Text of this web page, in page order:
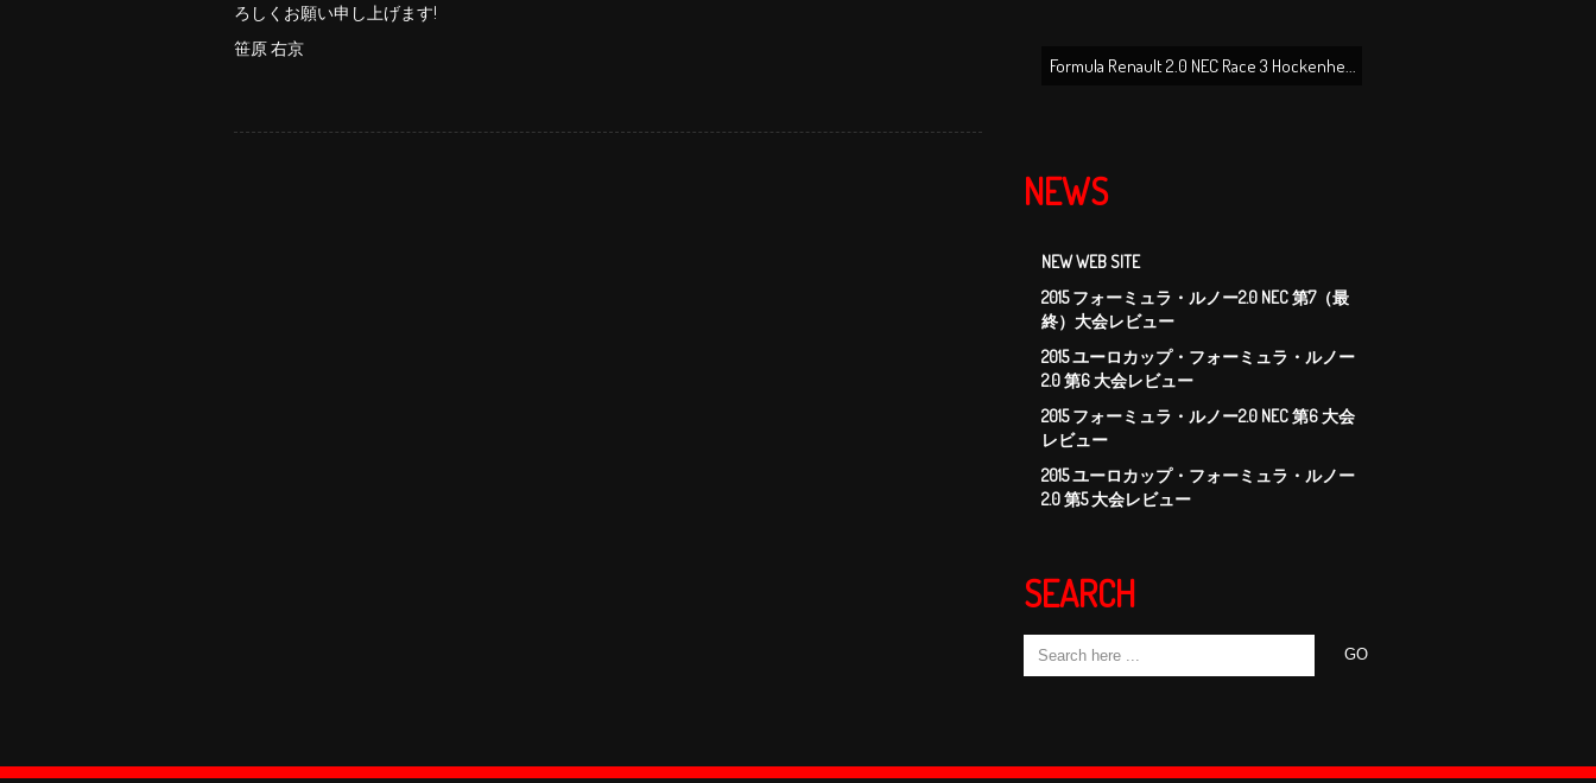
Formula Renault 2.0 NEC Race 3 Hockenhe...
NEWS
NEW WEB SITE
2015 フォーミュラ・ルノー2.0 NEC 第7（最
終）大会レビュー
2015 ユーロカップ・フォーミュラ・ルノー
2.0 第6 大会レビュー
2015 フォーミュラ・ルノー2.0 NEC 第6 大会
レビュー
2015 ユーロカップ・フォーミュラ・ルノー
2.0 第5 大会レビュー
SEARCH
ろしくお願い申し上げます!
笹原 右京